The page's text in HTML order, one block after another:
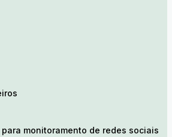
monitoramento de redes sociais